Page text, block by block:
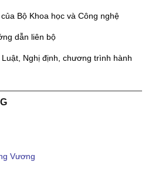
Bộ Khoa học và Công nghệ
dẫn liên bộ
Nghị định, chương trình hành
Vương